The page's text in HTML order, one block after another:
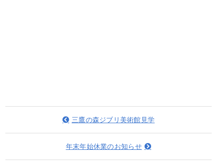
三鷹の森ジブリ美術館見学
年末年始休業のお知らせ